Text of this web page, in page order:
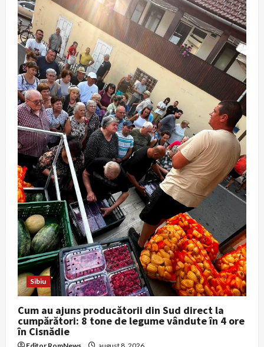
i
g
a
t
i
o
n
Sibiu
Cum au ajuns producătorii din Sud direct la
cumpărători: 8 tone de legume vândute în 4 ore
în Cisnădie